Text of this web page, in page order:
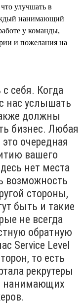
улучшать в
нанимающий
у команды,
и пожелания на
себя. Когда
нас услышать
должны
бизнес. Любая
очередная
вашего
нет места
возможность
стороны,
быть и такие
не всегда
обратную
Service Level
то есть
рекрутеры
нанимающих